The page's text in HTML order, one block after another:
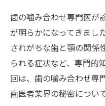
歯の噛み合わせ専門医が
が明らかになってきまし
されがちな歯と顎の関係
られる症状など、専門的
回は、歯の噛み合わせ専
歯医者業界の秘密につい